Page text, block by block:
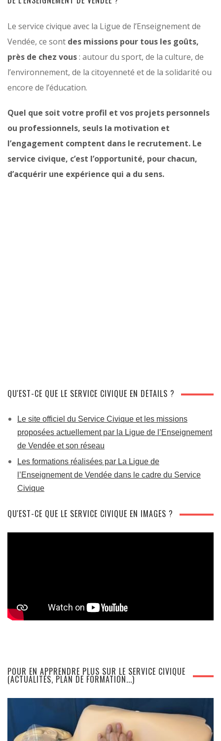
Le service civique avec la Ligue de l’Enseignement de
Vendée, ce sont des missions pour tous les goûts,
près de chez vous: autour du sport, de la culture, de
l’environnement, de la citoyenneté et de la solidarité ou
encore de l’éducation.
Quel que soit votre profil et vos projets personnels
ou professionnels, seuls la motivation et
l’engagement comptent dans le recrutement. Le
service civique, c’est l’opportunité, pour chacun,
d’acquérir une expérience qui a du sens.
QU'EST-CE QUE LE SERVICE CIVIQUE EN DÉTAILS ?
Le site officiel du Service Civique et les missions
proposées actuellement par la Ligue de l’Enseignement
de Vendée et son réseau
Les formations réalisées par La Ligue de
l’Enseignement de Vendée dans le cadre du Service
Civique
QU'EST-CE QUE LE SERVICE CIVIQUE EN IMAGES ?
POUR EN APPRENDRE PLUS SUR LE SERVICE CIVIQUE
(ACTUALITÉS, PLAN DE FORMATION...)